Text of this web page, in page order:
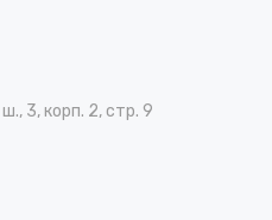
3, корп. 2, стр. 9